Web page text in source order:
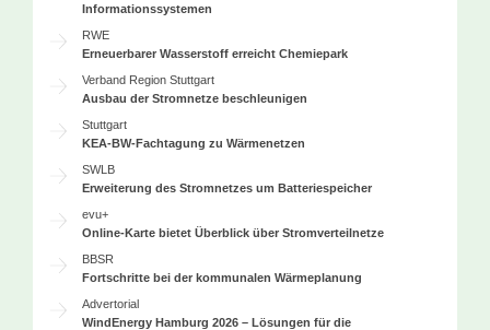
Informationssystemen
RWE
Erneuerbarer Wasserstoff erreicht Chemiepark
Verband Region Stuttgart
Ausbau der Stromnetze beschleunigen
Stuttgart
KEA-BW-Fachtagung zu Wärmenetzen
SWLB
Erweiterung des Stromnetzes um Batteriespeicher
evu+
Online-Karte bietet Überblick über Stromverteilnetze
BBSR
Fortschritte bei der kommunalen Wärmeplanung
Advertorial
WindEnergy Hamburg 2026 – Lösungen für die